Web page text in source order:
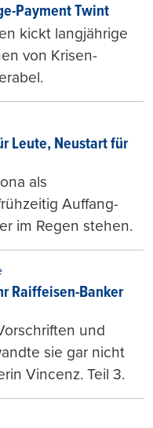
Payment Twint
kickt langjährige
von Krisen-
Leute, Neustart für
als
Auffang-
im Regen stehen.
Raiffeisen-Banker
und
sie gar nicht
Vincenz. Teil 3.